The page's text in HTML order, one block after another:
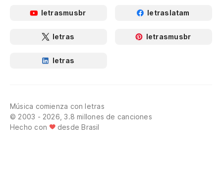
letrasmusbr letraslatam
letras letrasmusbr
letras
Música comienza con letras
© 2003 - 2026, 3.8 millones de canciones
Hecho con
desde Brasil